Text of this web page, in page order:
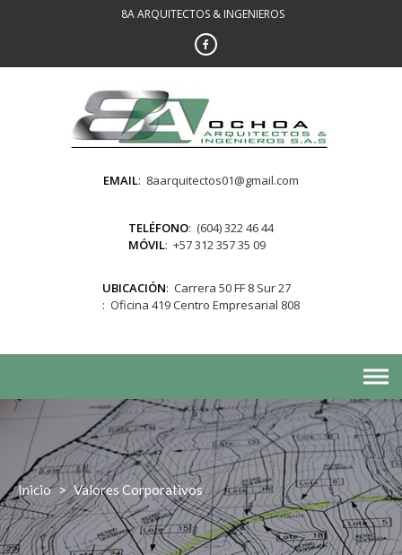
8A ARQUITECTOS & INGENIEROS
EMAIL 8aarquitectos01@gmail.com
TELÉFONO (604) 322 46 44
MÓVIL +57 312 357 35 09
UBICACIÓN Carrera 50 FF 8 Sur 27
Oficina 419 Centro Empresarial 808
Inicio > Valores Corporativos